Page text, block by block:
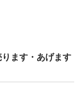
ます・あげます